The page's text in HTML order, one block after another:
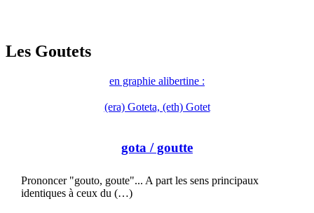
Les Goutets
en graphie alibertine :
(era) Goteta, (eth) Gotet
gota / goutte
Prononcer "gouto, goute"... A part les sens principaux
identiques à ceux du (…)